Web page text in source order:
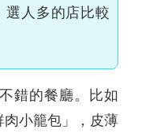
人多的店比較
錯的餐廳。比如
小籠包」，皮薄